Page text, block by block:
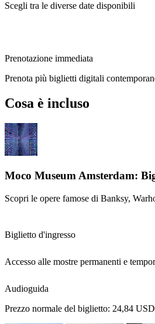
Scegli tra le diverse date disponibili
Prenotazione immediata
Prenota più biglietti digitali
Cosa è incluso
Moco Museum Amsterdam:
Scopri le opere famose di Banksy,
Biglietto d'ingresso
Accesso alle mostre permanenti e
Audioguida
Prezzo normale del biglietto: 24,84 USD